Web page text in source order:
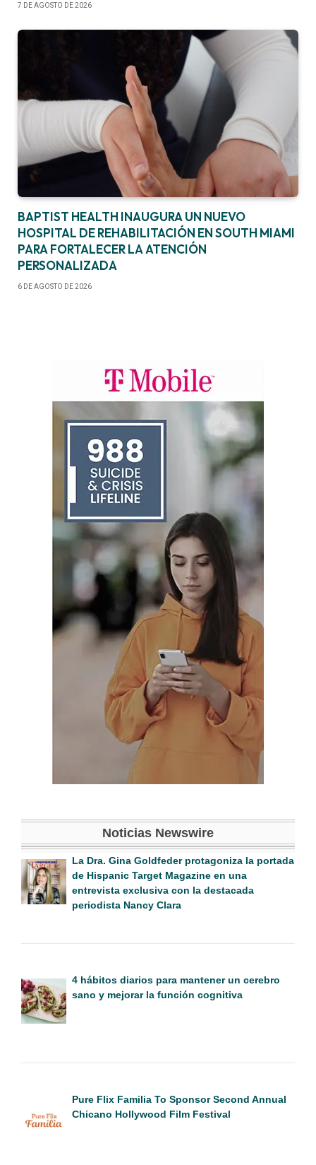
7 DE AGOSTO DE 2026
BAPTIST HEALTH INAUGURA UN NUEVO
HOSPITAL DE REHABILITACIÓN EN SOUTH MIAMI
PARA FORTALECER LA ATENCIÓN
PERSONALIZADA
6 DE AGOSTO DE 2026
Noticias Newswire
La Dra. Gina Goldfeder protagoniza la portada
de Hispanic Target Magazine en una
entrevista exclusiva con la destacada
periodista Nancy Clara
4 hábitos diarios para mantener un cerebro
sano y mejorar la función cognitiva
Pure Flix Familia To Sponsor Second Annual
Chicano Hollywood Film Festival